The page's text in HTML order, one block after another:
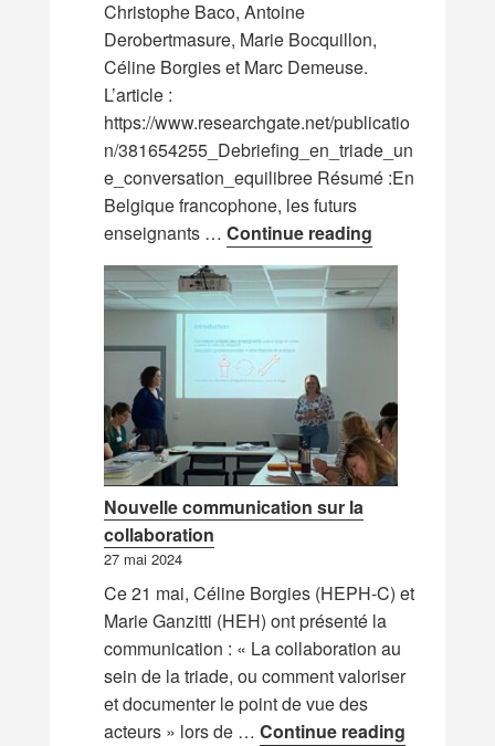
Christophe Baco, Antoine
Derobertmasure, Marie Bocquillon,
Céline Borgies et Marc Demeuse.
L’article :
https://www.researchgate.net/publicatio
n/381654255_Debriefing_en_triade_un
e_conversation_equilibree Résumé :En
Belgique francophone, les futurs
enseignants … Continue readingNouvel article
Nouvelle communication sur la
collaboration
27 mai 2024
Ce 21 mai, Céline Borgies (HEPH-C) et
Marie Ganzitti (HEH) ont présenté la
communication : « La collaboration au
sein de la triade, ou comment valoriser
et documenter le point de vue des
acteurs » lors de … Continue readingNouvelle